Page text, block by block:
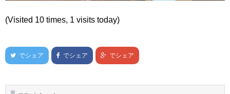
(Visited 10 times, 1 visits today)
でシェア でシェア でシェア